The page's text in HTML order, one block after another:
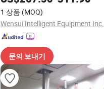
1 상품 (MOQ)
Wensui Intelligent Equipment Inc.
문의 보내기